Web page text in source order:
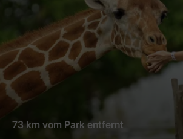
73 km vom Park entfernt